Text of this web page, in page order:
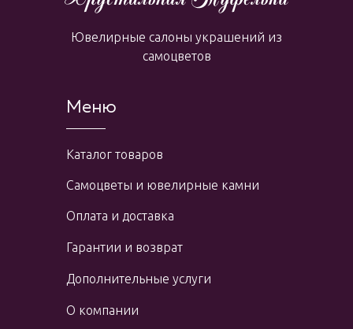
Меню
Каталог товаров
Самоцветы и ювелирные камни
Оплата и доставка
Ювелирные салоны украшений из
самоцветов
Гарантии и возврат
Дополнительные услуги
О компании